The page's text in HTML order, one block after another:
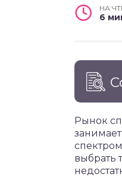
НА
6
Рынок
выбрать